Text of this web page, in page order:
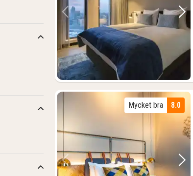
Föregående bild
Föregående bild
8.0
Mycket bra